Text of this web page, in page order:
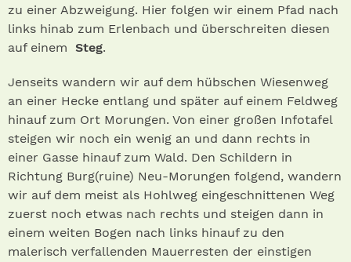
zu einer Abzweigung. Hier folgen wir einem Pfad nach
links hinab zum Erlenbach und überschreiten diesen
auf einem Steg.
Jenseits wandern wir auf dem hübschen Wiesenweg
an einer Hecke entlang und später auf einem Feldweg
hinauf zum Ort Morungen. Von einer großen Infotafel
steigen wir noch ein wenig an und dann rechts in
einer Gasse hinauf zum Wald. Den Schildern in
Richtung Burg(ruine) Neu-Morungen folgend, wandern
wir auf dem meist als Hohlweg eingeschnittenen Weg
zuerst noch etwas nach rechts und steigen dann in
einem weiten Bogen nach links hinauf zu den
malerisch verfallenden Mauerresten der einstigen